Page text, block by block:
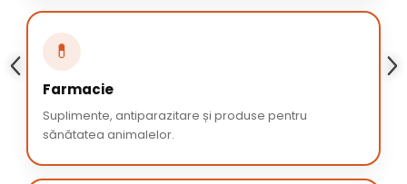
💊
Farmacie
Suplimente, antiparazitare și produse pentru
sănătatea animalelor.